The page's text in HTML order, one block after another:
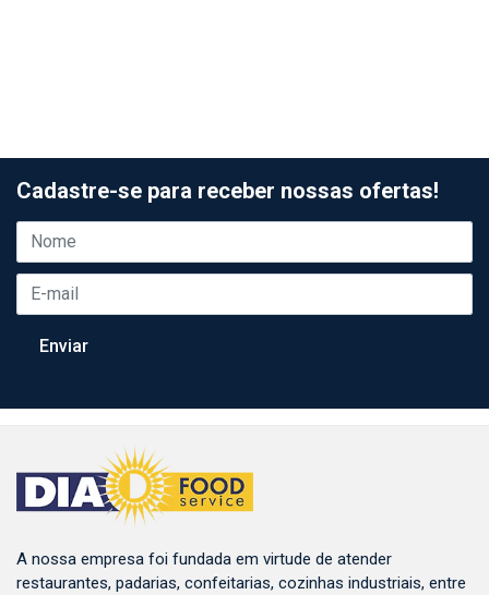
Cadastre-se para receber nossas ofertas!
A nossa empresa foi fundada em virtude de atender
restaurantes, padarias, confeitarias, cozinhas industriais, entre